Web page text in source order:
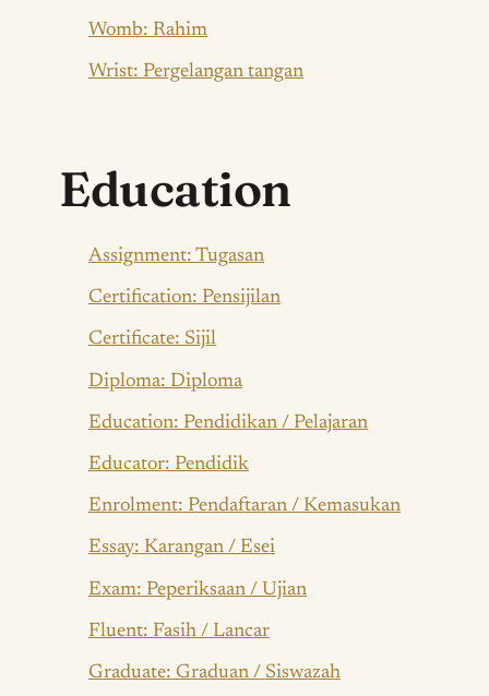
Womb: Rahim
Wrist: Pergelangan tangan
Education
Assignment: Tugasan
Certification: Pensijilan
Certificate: Sijil
Diploma: Diploma
Education: Pendidikan / Pelajaran
Educator: Pendidik
Enrolment: Pendaftaran / Kemasukan
Essay: Karangan / Esei
Exam: Peperiksaan / Ujian
Fluent: Fasih / Lancar
Graduate: Graduan / Siswazah